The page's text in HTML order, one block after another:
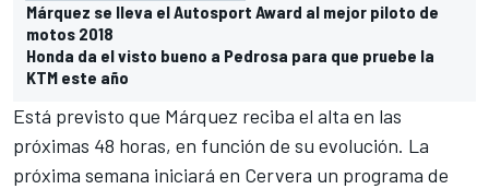
Márquez se lleva el Autosport Award al mejor piloto de
motos 2018
Honda da el visto bueno a Pedrosa para que pruebe la
KTM este año
Está previsto que Márquez reciba el alta en las
próximas 48 horas, en función de su evolución. La
próxima semana iniciará en Cervera un programa de